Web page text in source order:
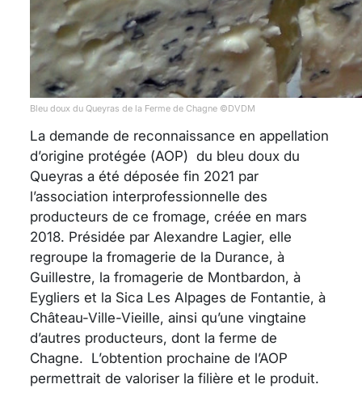
Bleu doux du Queyras de la Ferme de Chagne ©DVDM
La demande de reconnaissance en appellation
d’origine protégée (AOP) du bleu doux du
Queyras a été déposée fin 2021 par
l’association interprofessionnelle des
producteurs de ce fromage, créée en mars
2018. Présidée par Alexandre Lagier, elle
regroupe la fromagerie de la Durance, à
Guillestre, la fromagerie de Montbardon, à
Eygliers et la Sica Les Alpages de Fontantie, à
Château-Ville-Vieille, ainsi qu’une vingtaine
d’autres producteurs, dont la ferme de
Chagne. L’obtention prochaine de l’AOP
permettrait de valoriser la filière et le produit.